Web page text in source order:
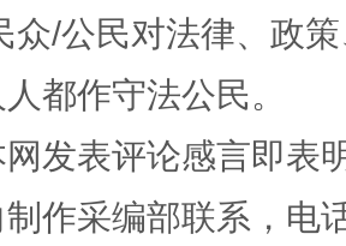
药下症？
众/公民对法律、政
都作守法公民。
发表评论感言即表
作采编部联系，电